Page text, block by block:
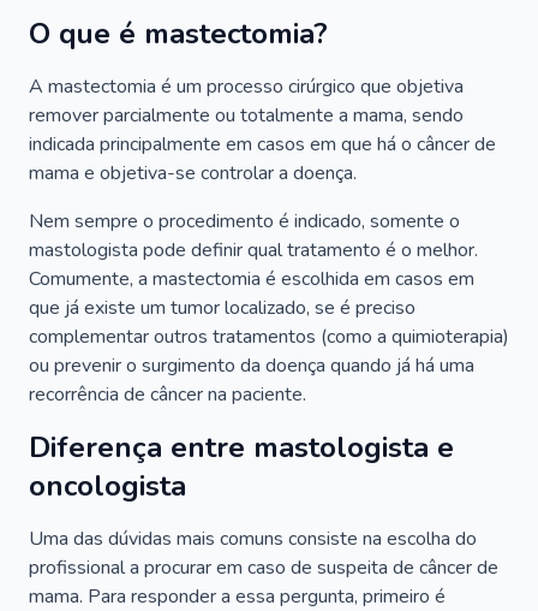
O que é mastectomia?
A mastectomia é um processo cirúrgico que objetiva
remover parcialmente ou totalmente a mama, sendo
indicada principalmente em casos em que há o câncer de
mama e objetiva-se controlar a doença.
Nem sempre o procedimento é indicado, somente o
mastologista pode definir qual tratamento é o melhor.
Comumente, a mastectomia é escolhida em casos em
que já existe um tumor localizado, se é preciso
complementar outros tratamentos (como a quimioterapia)
ou prevenir o surgimento da doença quando já há uma
recorrência de câncer na paciente.
Diferença entre mastologista e
oncologista
Uma das dúvidas mais comuns consiste na escolha do
profissional a procurar em caso de suspeita de câncer de
mama. Para responder a essa pergunta, primeiro é